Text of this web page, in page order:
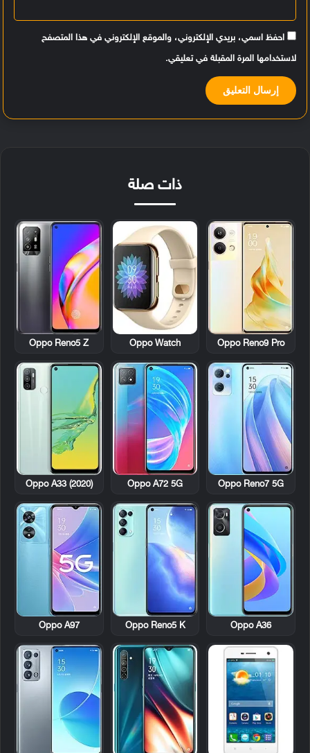
احفظ اسمي، بريدي الإلكتروني، والموقع الإلكتروني في هذا المتصفح
لاستخدامها المرة المقبلة في تعليقي.
ذات صلة
Oppo Reno9 Pro
Oppo Watch
Oppo Reno5 Z
Oppo Reno7 5G
Oppo A72 5G
Oppo A33 (2020)
Oppo A36
Oppo Reno5 K
Oppo A97